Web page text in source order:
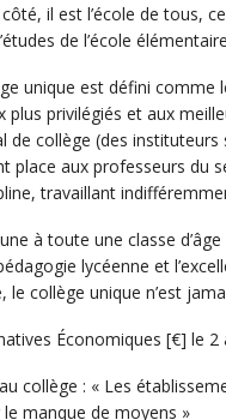
il est l’école de tous,
de l’école
unique est défini comme
plus privilégiés et aux
de collège (des
place aux professeurs du
travaillant
à toute une classe
lycéenne et
le collège unique n’est
Économiques [€] le 2
collège : « Les
manque de moyens »